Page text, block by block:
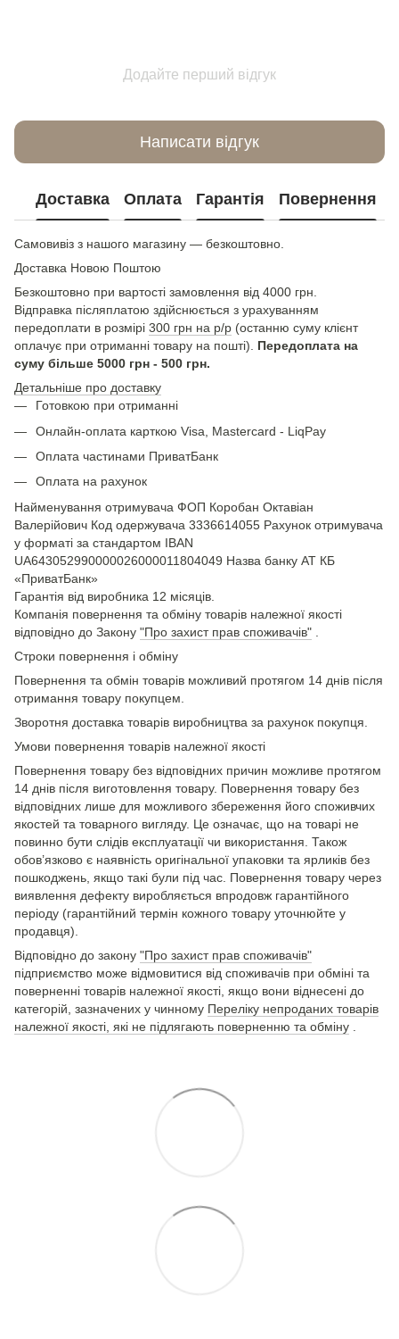
Додайте перший відгук
Написати відгук
Доставка Оплата Гарантія Повернення
Самовивіз з нашого магазину — безкоштовно.
Доставка Новою Поштою
Безкоштовно при вартості замовлення від 4000 грн.
Відправка післяплатою здійснюється з урахуванням
передоплати в розмірі 300 грн на р/р (останню суму клієнт
оплачує при отриманні товару на пошті). Передоплата на
суму більше 5000 грн - 500 грн.
Детальніше про доставку
Готовкою при отриманні
Онлайн-оплата карткою Visa, Mastercard - LiqPay
Оплата частинами ПриватБанк
Оплата на рахунок
Найменування отримувача ФОП Коробан Октавіан
Валерійович Код одержувача 3336614055 Рахунок отримувача
у форматі за стандартом IBAN
UA643052990000026000011804049 Назва банку АТ КБ
«ПриватБанк»
Гарантія від виробника 12 місяців.
Компанія повернення та обміну товарів належної якості
відповідно до Закону "Про захист прав споживачів"
Строки повернення і обміну
Повернення та обмін товарів можливий протягом 14 днів після
отримання товару покупцем.
Зворотня доставка товарів виробництва за рахунок покупця.
Умови повернення товарів належної якості
Повернення товару без відповідних причин можливе протягом
14 днів після виготовлення товару. Повернення товару без
відповідних лише для можливого збереження його споживчих
якостей та товарного вигляду. Це означає, що на товарі не
повинно бути слідів експлуатації чи використання. Також
обов’язково є наявність оригінальної упаковки та ярликів без
пошкоджень, якщо такі були під час. Повернення товару через
виявлення дефекту виробляється впродовж гарантійного
періоду (гарантійний термін кожного товару уточнюйте у
продавця).
Відповідно до закону "Про захист прав споживачів"
підприємство може відмовитися від споживачів при обміні та
поверненні товарів належної якості, якщо вони віднесені до
категорій, зазначених у чинному Переліку непроданих товарів
належної якості, які не підлягають поверненню та обміну